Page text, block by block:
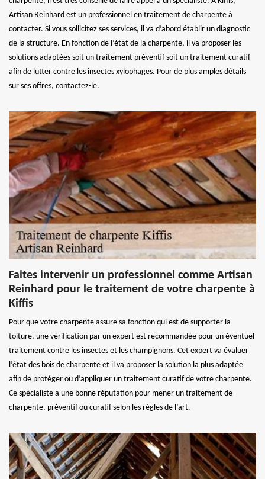
Artisan Reinhard est un professionnel en traitement de charpente à
contacter. Si vous sollicitez ses services, il va d’abord établir un diagnostic
de la structure. En fonction de l’état de la charpente, il va proposer les
solutions adaptées soit un traitement préventif soit un traitement curatif
afin de lutter contre les insectes xylophages. Pour de plus amples détails
sur ses offres, contactez-le.
Faites intervenir un professionnel comme Artisan
Reinhard pour le traitement de votre charpente à
Kiffis
Pour que votre charpente assure sa fonction qui est de supporter la
toiture, une vérification par un expert est recommandée pour un éventuel
traitement contre les insectes et les champignons. Cet expert va évaluer
l’état des bois de charpente et il va proposer la solution la plus adaptée
afin de protéger ou d’appliquer un traitement curatif de votre charpente.
Ce spécialiste a une bonne réputation pour mener un traitement de
charpente, préventif ou curatif selon les règles de l’art.